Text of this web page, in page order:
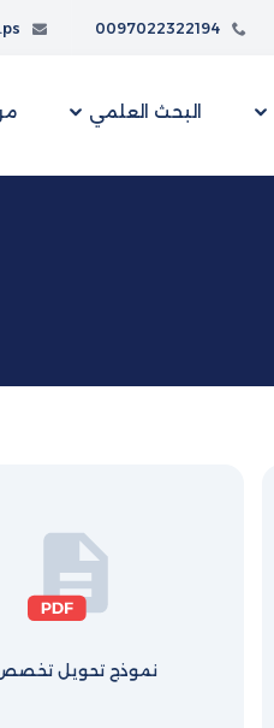
0097022322194
البحث العلمي
نموذج تحويل